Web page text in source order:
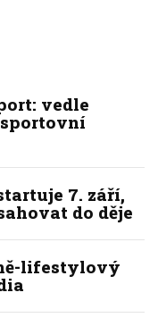
vedle
7. září,
do děje
lifestylový